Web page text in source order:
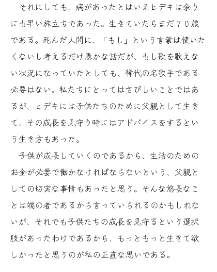
それにしても、病があったとはいえヒデキは余り
にも早い旅立ちであった。生きていたらまだ７０歳
である。死んだ人間に、「もし」という言葉は使いた
くないし考えるだけ愚かな話だが、もし歌を歌えな
い状況になっていたとしても、稀代の名歌手である
必要はない。私たちにとってはさびしいことではあ
るが、ヒデキには子供たちのために父親として生き
て、その成長を見守り時にはアドバイスをするとい
う生き方もあった。
子供が成長していくのであるから、生活のための
お金が必要で働かなければならないという、父親と
しての切実な事情もあったと思う。そんな悠長なこ
とは端の者であるから言っていられるのかもしれな
いが、それでも子供たちの成長を見守るという選択
肢があったわけであるから、もっともっと生きて欲
しかったと思うのが私の正直な思いである。